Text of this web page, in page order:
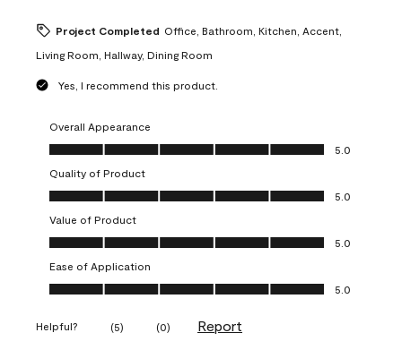
Project Completed Office, Bathroom, Kitchen, Accent,
Living Room, Hallway, Dining Room
Yes, I recommend this product.
Overall Appearance
Overall Appearance, 5.0 out of 5
5.0
Quality of Product
Quality of Product, 5.0 out of 5
5.0
Value of Product
Value of Product, 5.0 out of 5
5.0
Ease of Application
Ease of Application, 5.0 out of 5
5.0
Helpful? (5) (0) Report